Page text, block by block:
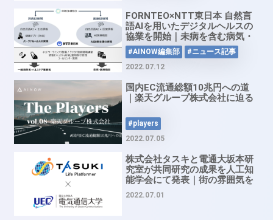
FORNTEO×NTT東日本 自然言
語AIを用いたデジタルヘルスの
協業を開始｜未病を含む病気・
不調の予防・早期発見へ
#AINOW編集部
#ニュース記事
2022.07.12
国内EC流通総額10兆円への道
｜楽天グループ株式会社に迫る
#players
2022.07.05
株式会社タスキと電通大坂本研
究室が共同研究の成果を人工知
能学会にて発表｜街の雰囲気を
予測するモデルを構築
2022.07.01